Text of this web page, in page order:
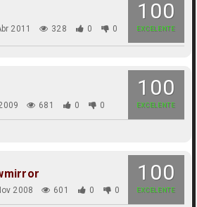
100
EXCELENTE
2011 328 0 0
100
EXCELENTE
681 0 0
100
EXCELENTE
2008 601 0 0